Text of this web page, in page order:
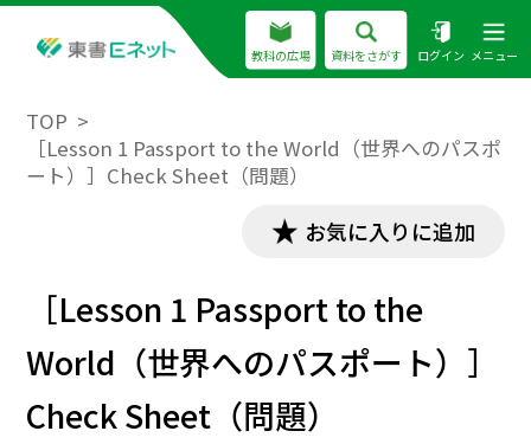
教科の広場 資料をさがす ログイン メニュー
TOP
［Lesson 1 Passport to the World（世界へのパスポ
ート）］Check Sheet（問題）
お気に入りに追加
［Lesson 1 Passport to the
World（世界へのパスポート）］
Check Sheet（問題）